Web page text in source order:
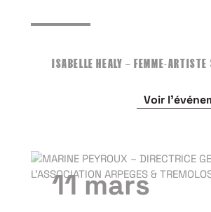
ISABELLE HEALY – FEMME-
Voir
11 mars